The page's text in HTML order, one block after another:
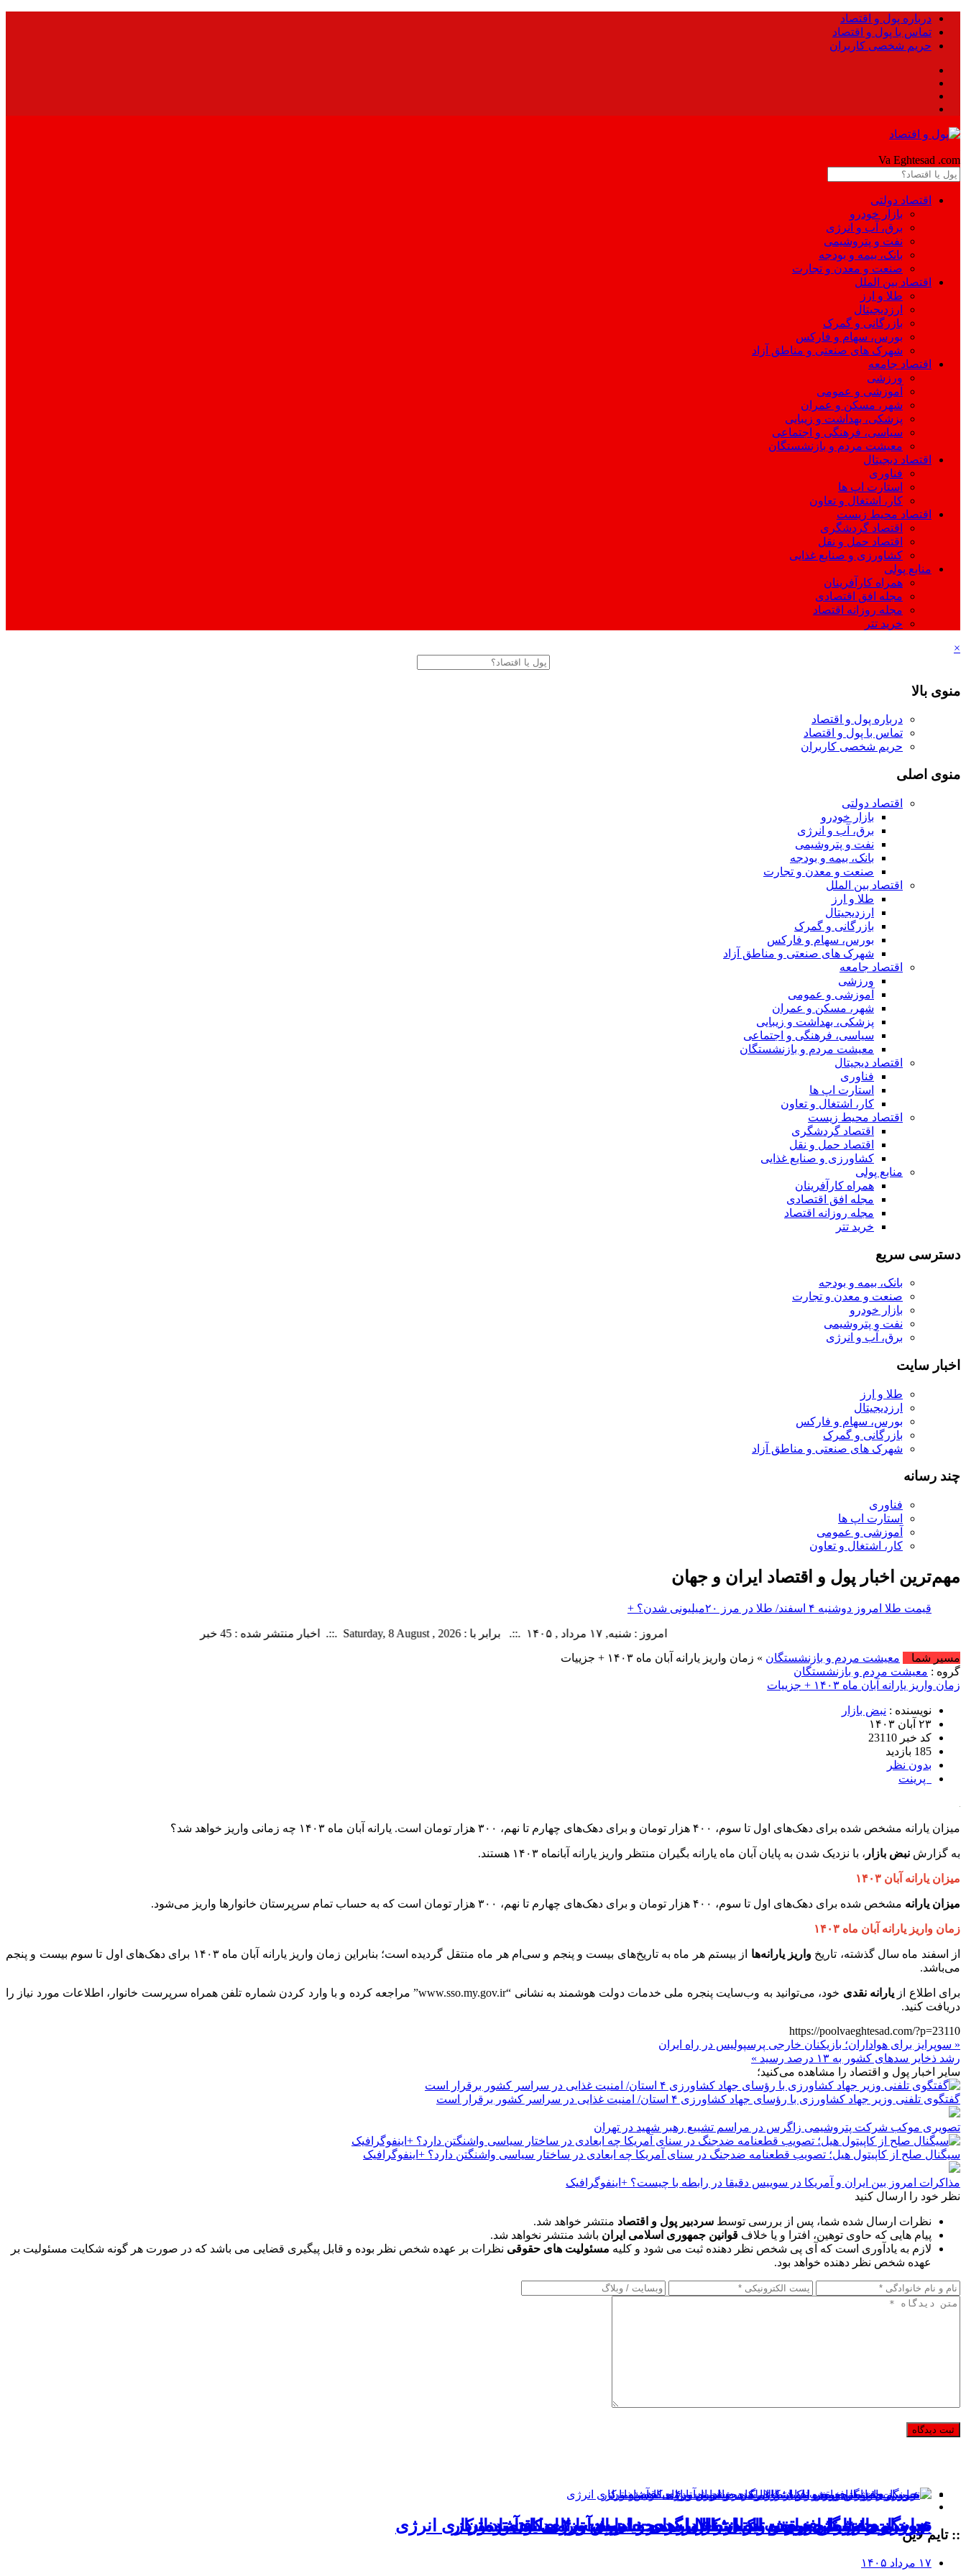
درباره پول و اقتصاد
تماس با پول و اقتصاد
حریم شخصی کاربران
Va Eghtesad .com
اقتصاد دولتی
بازار خودرو
برق، آب و انرژی
نفت و پتروشیمی
بانک، بیمه و بودجه
صنعت و معدن و تجارت
اقتصاد بین الملل
طلا و ارز
ارزدیجیتال
بازرگانی و گمرک
بورس، سهام و فارکس
شهرک های صنعتی و مناطق آزاد
اقتصاد جامعه
ورزشی
آموزشی و عمومی
شهر، مسکن و عمران
پزشکی، بهداشت و زیبایی
سیاسی، فرهنگی و اجتماعی
معیشت مردم و بازنشستگان
اقتصاد دیجیتال
فناوری
استارت اپ ها
کار، اشتغال و تعاون
اقتصاد محیط زیست
اقتصاد گردشگری
اقتصاد حمل و نقل
کشاورزی و صنایع غذایی
منابع پولی
همراه کارآفرینان
مجله افق اقتصادی
مجله روزانه اقتصاد
خرید تتر
×
منوی بالا
درباره پول و اقتصاد
تماس با پول و اقتصاد
حریم شخصی کاربران
منوی اصلی
اقتصاد دولتی
بازار خودرو
برق، آب و انرژی
نفت و پتروشیمی
بانک، بیمه و بودجه
صنعت و معدن و تجارت
اقتصاد بین الملل
طلا و ارز
ارزدیجیتال
بازرگانی و گمرک
بورس، سهام و فارکس
شهرک های صنعتی و مناطق آزاد
اقتصاد جامعه
ورزشی
آموزشی و عمومی
شهر، مسکن و عمران
پزشکی، بهداشت و زیبایی
سیاسی، فرهنگی و اجتماعی
معیشت مردم و بازنشستگان
اقتصاد دیجیتال
فناوری
استارت اپ ها
کار، اشتغال و تعاون
اقتصاد محیط زیست
اقتصاد گردشگری
اقتصاد حمل و نقل
کشاورزی و صنایع غذایی
منابع پولی
همراه کارآفرینان
مجله افق اقتصادی
مجله روزانه اقتصاد
خرید تتر
دسترسی سریع
بانک، بیمه و بودجه
صنعت و معدن و تجارت
بازار خودرو
نفت و پتروشیمی
برق، آب و انرژی
اخبار سایت
طلا و ارز
ارزدیجیتال
بورس، سهام و فارکس
بازرگانی و گمرک
شهرک های صنعتی و مناطق آزاد
چند رسانه
فناوری
استارت اپ ها
آموزشی و عمومی
کار، اشتغال و تعاون
مهم‌ترین اخبار پول و اقتصاد ایران و جهان
قیمت طلا امروز دوشنبه ۴ اسفند/ طلا در مرز ۲۰میلیونی شدن؟ + جدول
امروز : شنبه, ۱۷ مرداد , ۱۴۰۵ .::. برابر با : Saturday, 8 August , 2026 .::. اخبار منتشر شده : 45 خبر
مسیر شما
معیشت مردم و بازنشستگان » زمان واریز یارانه آبان ماه ۱۴۰۳ + جزییات
گروه : معیشت مردم و بازنشستگان
زمان واریز یارانه آبان ماه ۱۴۰۳ + جزییات
نویسنده : نبض بازار
۲۳ آبان ۱۴۰۳
کد خبر 23110
185 بازدید
بدون نظر
پرینت
میزان یارانه مشخص شده برای دهک‌های اول تا سوم، ۴۰۰ هزار تومان و برای دهک‌های چهارم تا نهم، ۳۰۰ هزار تومان است. یارانه آبان ماه ۱۴۰۳ چه زمانی واریز خواهد شد؟
به گزارش نبض بازار ، با نزدیک شدن به پایان آبان ماه یارانه بگیران منتظر واریز یارانه آبانماه ۱۴۰۳ هستند.
میزان یارانه آبان ۱۴۰۳
میزان یارانه مشخص شده برای دهک‌های اول تا سوم، ۴۰۰ هزار تومان و برای دهک‌های چهارم تا نهم، ۳۰۰ هزار تومان است که به حساب تمام سرپرستان خانوار‌ها واریز می‌شود.
زمان واریز یارانه آبان ماه ۱۴۰۳
از اسفند ماه سال گذشته، تاریخواریز یارانه‌ها
از بیستم هر ماه به تاریخ‌های بیست و پنجم و سی‌ام هر ماه منتقل گردیده است؛ بنابراین زمان واریز یارانه آبان ماه ۱۴۰۳ برای دهک‌های اول تا سوم بیست و پنجم
می‌باشد.
برای اطلاع ازیارانه نقدی
خود، می‌توانید به وب‌سایت پنجره ملی خدمات دولت هوشمند به نشانی “www.sso.my.gov.ir” مراجعه کرده و با وارد کردن شماره تلفن همراه سرپرست خانوار، اطلاعات مورد نیاز را
دریافت کنید.
https://poolvaeghtesad.com/?p=23110
« سوپرایز برای هواداران؛ بازیکنان خارجی پرسپولیس در راه ایران
رشد ذخایر سدهای کشور به ۱۳ درصد رسید »
سایر اخبار پول و اقتصاد را مشاهده می‌کنید؛
گفتگوی تلفنی وزیر جهاد کشاورزی با رؤسای جهاد کشاورزی ۴ استان/ امنیت غذایی در سراسر کشور برقرار است
تصویری موکب شرکت پتروشیمی زاگرس در مراسم تشییع رهبر شهید در تهران
سیگنال صلح از کاپیتول هیل؛ تصویب قطعنامه ضدجنگ در سنای آمریکا چه ابعادی در ساختار سیاسی واشنگتن دارد؟ +اینفوگرافیک
مذاکرات امروز بین ایران و آمریکا در سوییس دقیقا در رابطه با چیست؟ +اینفوگرافیک
نظر خود را ارسال کنید
نظرات ارسال شده شما، پس از بررسی توسط سردبیر پول و اقتصاد منتشر خواهد شد.
پیام هایی که حاوی توهین، افترا و یا خلاف قوانین جمهوری اسلامی ایران باشد منتشر نخواهد شد.
لازم به یادآوری است که آی پی شخص نظر دهنده ثبت می شود و کلیه مسئولیت های حقوقی نظرات بر عهده شخص نظر بوده و قابل پیگیری قضایی می باشد که در صورت هر گونه شکایت مسئولیت بر
عهده شخص نظر دهنده خواهد بود.
خبرنگاری؛ شغلی سخت در انتظار رسمیت «زیان‌آور»
نجات میراث گره‌خورده ایران؛ از دارهای خاموش تا امید به آینده
بررسی ضوابط افزایش اعتبار کالابرگ در نشست وزرای اقتصاد و کار
عبور از حضورمحوری و تاکید بر عملکرد در ادارات برای کاهش ناترازی انرژی:: تایم لاین
۱۷ مرداد ۱۴۰۵